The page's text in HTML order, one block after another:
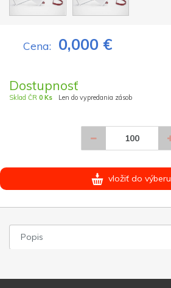
Cena: 0,000 €
Dostupnosť
Sklad ČR 0 Ks Len do vypredania zásob
vložiť do výberu
Popis